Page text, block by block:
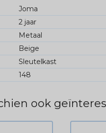
Joma
2 jaar
Metaal
Beige
Sleutelkast
148
ook